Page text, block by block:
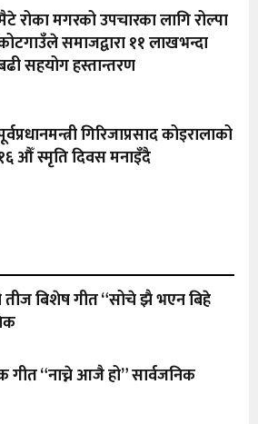
रोका मगरको उपचारका लागि रोल्पा
समाजद्वारा ११ लाखभन्दा
सहयोग हस्तान्तरण
गिरिजाप्रसाद कोइरालाको
औँ स्मृति दिवस मनाइँदै
तीज बिशेष गीत “सोचे झै भएन बिहे
गीत “नाच्ने आजै हो” सार्वजनिक